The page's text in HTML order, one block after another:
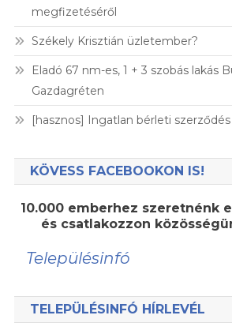
megfizetéséről
Székely Krisztián üzletember?
Eladó 67 nm-es, 1 + 3 szobás lakás
Gazdagréten
[hasznos] Ingatlan bérleti
KÖVESS FACEBOOKON IS!
10.000 emberhez szeretnénk
és csatlakozzon
Településinfó
TELEPÜLÉSINFÓ HÍRLEVÉL